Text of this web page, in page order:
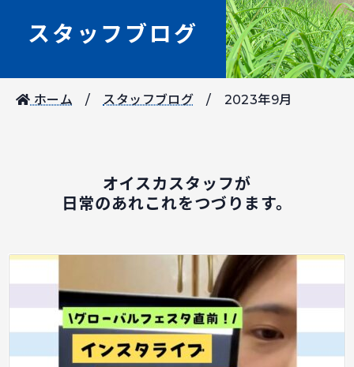
スタッフブログ
ホーム スタッフブログ 2023年9月
オイスカスタッフが
日常のあれこれをつづります。